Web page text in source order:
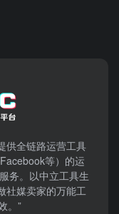
供全链路运营工具
等）​的运
务。以中立工具生
媒卖家的万能工
。”